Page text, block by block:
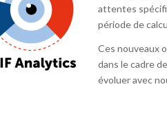
attentes
période de
Ces nouveaux
dans le cadre
évoluer avec